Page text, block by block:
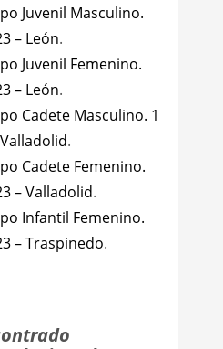
Juvenil Masculino.
– León.
Juvenil Femenino.
– León.
Cadete Masculino. 1
.
Cadete Femenino.
– Valladolid.
Infantil Femenino.
– Traspinedo.